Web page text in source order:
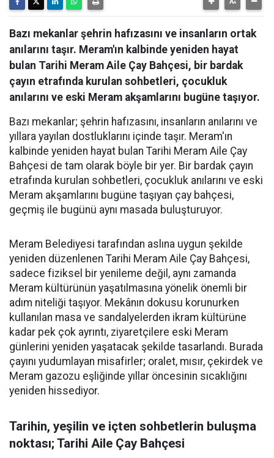
Bazı mekanlar şehrin hafızasını ve insanların ortak
anılarını taşır. Meram'ın kalbinde yeniden hayat
bulan Tarihi Meram Aile Çay Bahçesi, bir bardak
çayın etrafında kurulan sohbetleri, çocukluk
anılarını ve eski Meram akşamlarını bugüne taşıyor.
Bazı mekanlar; şehrin hafızasını, insanların anılarını ve
yıllara yayılan dostluklarını içinde taşır. Meram'ın
kalbinde yeniden hayat bulan Tarihi Meram Aile Çay
Bahçesi de tam olarak böyle bir yer. Bir bardak çayın
etrafında kurulan sohbetleri, çocukluk anılarını ve eski
Meram akşamlarını bugüne taşıyan çay bahçesi,
geçmiş ile bugünü aynı masada buluşturuyor.
Meram Belediyesi tarafından aslına uygun şekilde
yeniden düzenlenen Tarihi Meram Aile Çay Bahçesi,
sadece fiziksel bir yenileme değil, aynı zamanda
Meram kültürünün yaşatılmasına yönelik önemli bir
adım niteliği taşıyor. Mekânın dokusu korunurken
kullanılan masa ve sandalyelerden ikram kültürüne
kadar pek çok ayrıntı, ziyaretçilere eski Meram
günlerini yeniden yaşatacak şekilde tasarlandı. Burada
çayını yudumlayan misafirler; oralet, mısır, çekirdek ve
Meram gazozu eşliğinde yıllar öncesinin sıcaklığını
yeniden hissediyor.
Tarihin, yeşilin ve içten sohbetlerin buluşma
noktası; Tarihi Aile Çay Bahçesi